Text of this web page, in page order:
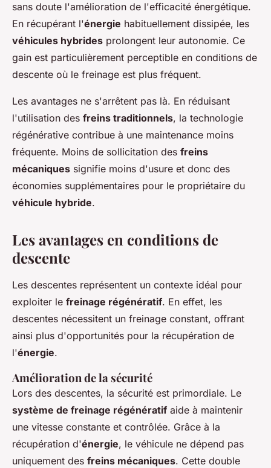
sans doute l'amélioration de l'efficacité énergétique.
En récupérant l'énergie habituellement dissipée, les
véhicules hybrides prolongent leur autonomie. Ce
gain est particulièrement perceptible en conditions de
descente où le freinage est plus fréquent.
Les avantages ne s'arrêtent pas là. En réduisant
l'utilisation des freins traditionnels, la technologie
régénérative contribue à une maintenance moins
fréquente. Moins de sollicitation des freins
mécaniques signifie moins d'usure et donc des
économies supplémentaires pour le propriétaire du
véhicule hybride.
Les avantages en conditions de
descente
Les descentes représentent un contexte idéal pour
exploiter le freinage régénératif. En effet, les
descentes nécessitent un freinage constant, offrant
ainsi plus d'opportunités pour la récupération de
l'énergie.
Amélioration de la sécurité
Lors des descentes, la sécurité est primordiale. Le
système de freinage régénératif aide à maintenir
une vitesse constante et contrôlée. Grâce à la
récupération d'énergie, le véhicule ne dépend pas
uniquement des freins mécaniques. Cette double